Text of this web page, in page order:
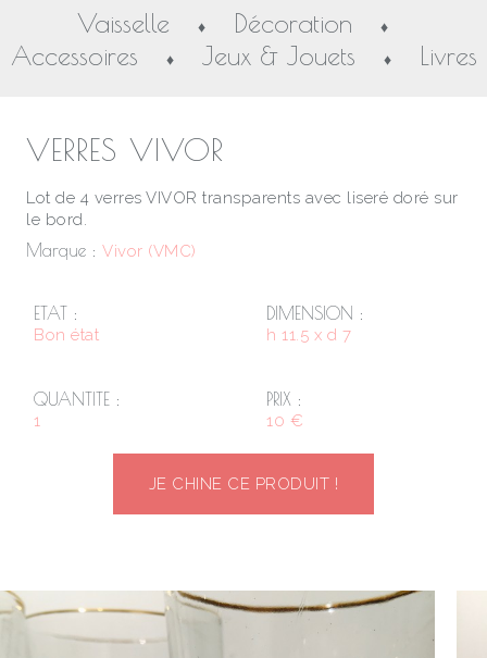
Vaisselle ♦ Décoration ♦
Accessoires ♦ Jeux & Jouets ♦ Livres
VERRES VIVOR
Lot de 4 verres VIVOR transparents avec liseré doré sur
le bord.
Marque : Vivor (VMC)
ETAT :
Bon état
DIMENSION :
h 11.5 x d 7
QUANTITE :
1
PRIX :
10 €
JE CHINE CE PRODUIT !